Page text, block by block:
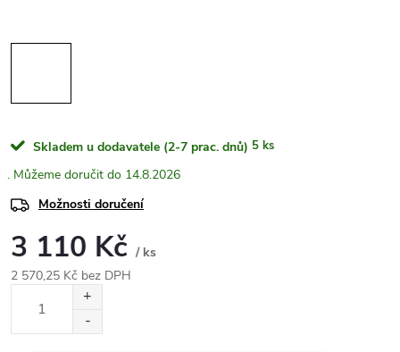
Skladem u dodavatele (2-7 prac. dnů) 5 ks
14.8.2026
Možnosti doručení
3 110 Kč / ks
2 570,25 Kč bez DPH